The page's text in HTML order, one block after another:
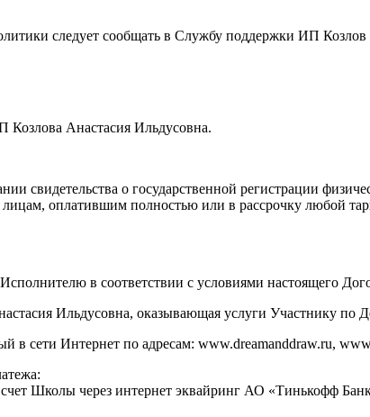
следует сообщать в Службу поддержки ИП Козлов
Козлова Анастасия Ильдусовна.
свидетельства о государственной регистрации
лицам, оплатившим полностью или в рассрочку любой
в соответствии с условиями настоящего
Ильдусовна, оказывающая услуги Участнику по
Интернет по адресам: www.dreamanddraw.ru,
Школы через интернет эквайринг АО «Тинькофф